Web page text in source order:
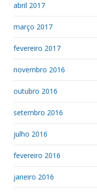
abril 2017
março 2017
fevereiro 2017
novembro 2016
outubro 2016
setembro 2016
julho 2016
fevereiro 2016
janeiro 2016